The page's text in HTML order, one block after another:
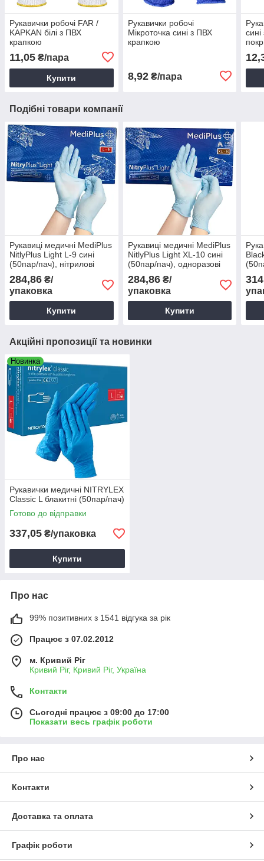
Рукавички робочі FAR /
KAPKAN білі з ПВХ
крапкою
11,05 ₴/пара
Купити
Рукавички робочі
Мікроточка сині з ПВХ
крапкою
8,92₴/пара
Подібні товари компанії
Рукавиці медичні MediPlus
NitlyPlus Light L-9 сині
(50пар/пач), нітрилові
рукавички
284,86 ₴/
упаковка
Купити
Рукавиці медичні MediPlus
NitlyPlus Light XL-10 сині
(50пар/пач), одноразові
рукавички
284,86₴/
упаковка
Купити
Акційні пропозиції та новинки
Новинка
Рукавички медичні NITRYLEX
Classic L блакитні (50пар/пач)
Готово до відправки
337,05 ₴/упаковка
Купити
Про нас
99% позитивних з 1541 відгука за рік
Працює з 07.02.2012
м. Кривий Ріг
Кривий Ріг, Кривий Ріг, Україна
Контакти
Сьогодні працює з 09:00 до 17:00
Показати весь графік роботи
Про нас
Контакти
Доставка та оплата
Графік роботи